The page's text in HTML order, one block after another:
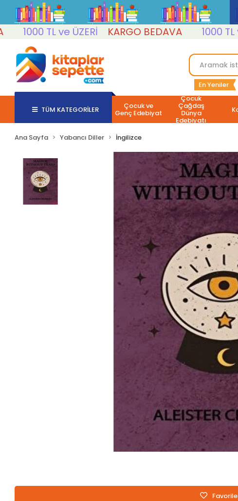
1000 TL ve ÜZERİ
KARGO BEDAVA 1000 TL ve
En Yeniler
TÜM KATEGORİLER Çocuk ve
Genç Edebiyat
Çocuk
Çağdaş
Dünya
Edebiyatı
Ana Sayfa Yabancı Diller İngilizce